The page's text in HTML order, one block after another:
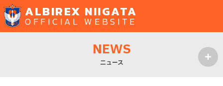
ALBIREX NIIGATA
OFFICIAL WEBSITE
NEWS
ニュース